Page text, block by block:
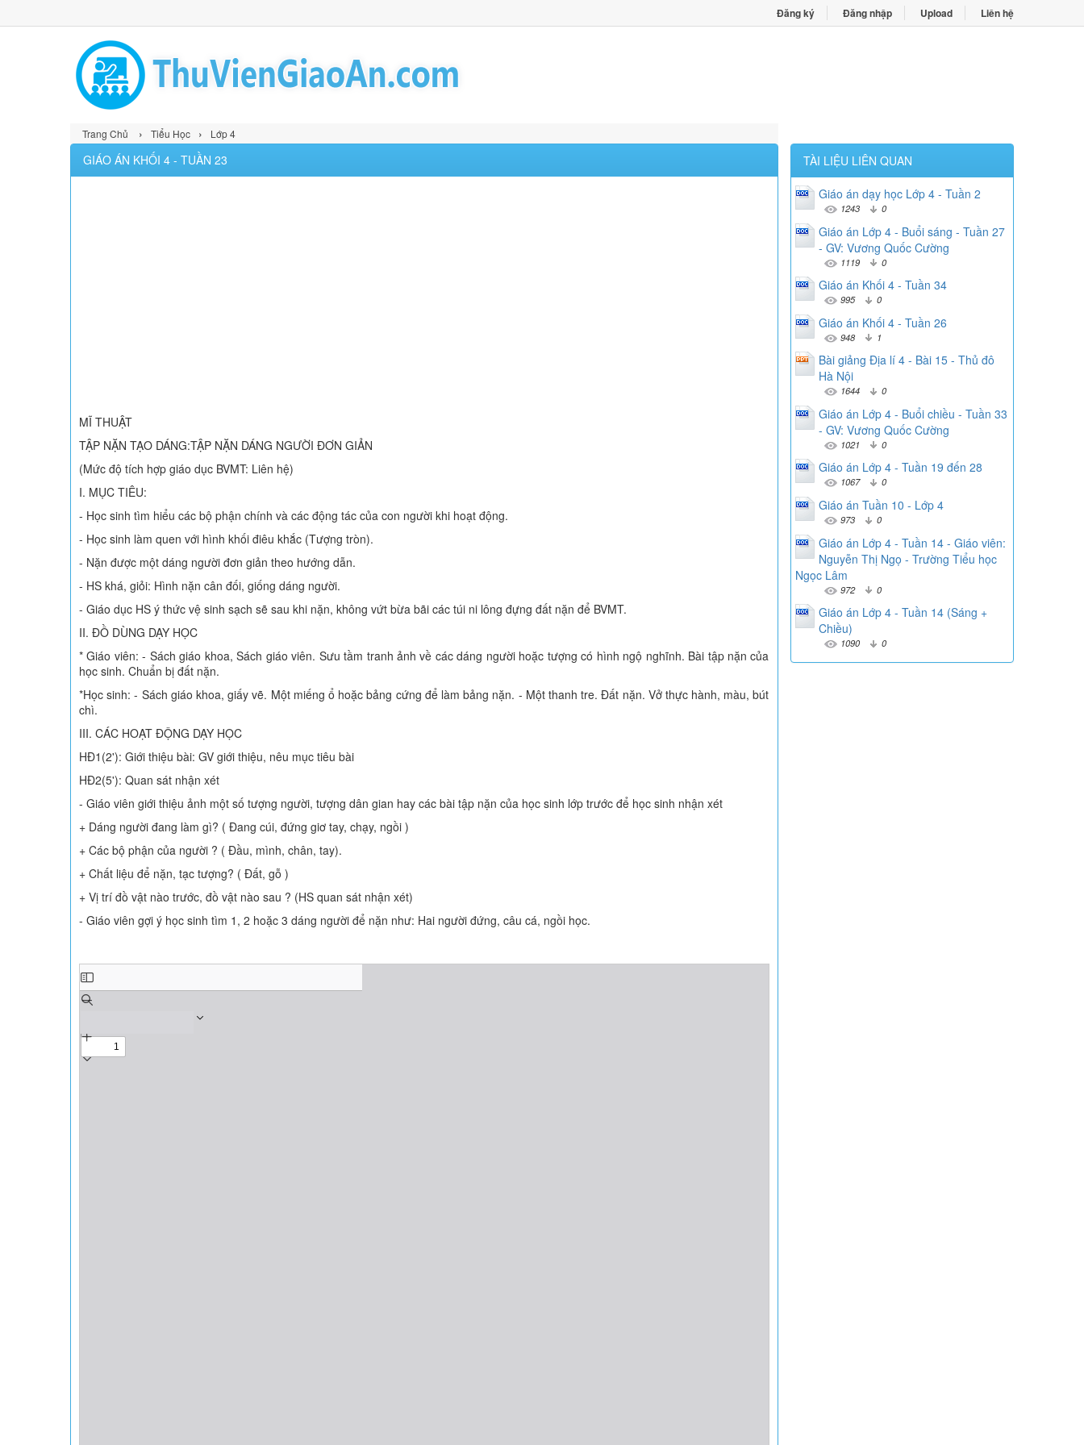
Đăng ký Đăng nhập Upload Liên hệ
Trang Chủ › Tiểu Học › Lớp 4
GIÁO ÁN KHỐI 4 - TUẦN 23
MĨ THUẬT
TẬP NẶN TẠO DÁNG:TẬP NẶN DÁNG NGƯỜI ĐƠN GIẢN
(Mức độ tích hợp giáo dục BVMT: Liên hệ)
I. MỤC TIÊU:
- Học sinh tìm hiểu các bộ phận chính và các động tác của con người khi hoạt động.
- Học sinh làm quen với hình khối điêu khắc (Tượng tròn).
- Nặn được một dáng người đơn giản theo hướng dẫn.
- HS khá, giỏi: Hình nặn cân đối, giống dáng người.
- Giáo dục HS ý thức vệ sinh sạch sẽ sau khi nặn, không vứt bừa bãi các túi ni lông đựng đất nặn để BVMT.
II. ĐỒ DÙNG DẠY HỌC
* Giáo viên: - Sách giáo khoa, Sách giáo viên. Sưu tầm tranh ảnh về các dáng người hoặc tượng có hình ngộ nghĩnh. Bài tập nặn của
học sinh. Chuẩn bị đất nặn.
*Học sinh: - Sách giáo khoa, giấy vẽ. Một miếng ổ hoặc bảng cứng để làm bảng nặn. - Một thanh tre. Đất nặn. Vở thực hành, màu, bút
chì.
III. CÁC HOẠT ĐỘNG DẠY HỌC
HĐ1(2'): Giới thiệu bài: GV giới thiệu, nêu mục tiêu bài
HĐ2(5'): Quan sát nhận xét
- Giáo viên giới thiệu ảnh một số tượng người, tượng dân gian hay các bài tập nặn của học sinh lớp trước để học sinh nhận xét
+ Dáng người đang làm gì? ( Đang cúi, đứng giơ tay, chạy, ngồi )
+ Các bộ phận của người ? ( Đầu, mình, chân, tay).
+ Chất liệu để nặn, tạc tượng? ( Đất, gỗ )
+ Vị trí đồ vật nào trước, đồ vật nào sau ? (HS quan sát nhận xét)
- Giáo viên gợi ý học sinh tìm 1, 2 hoặc 3 dáng người để nặn như: Hai người đứng, câu cá, ngồi học.
TÀI LIỆU LIÊN QUAN
Giáo án dạy học Lớp 4 - Tuần 2
1243 0
Giáo án Lớp 4 - Buổi sáng - Tuần 27
- GV: Vương Quốc Cường
1119 0
Giáo án Khối 4 - Tuần 34
995 0
Giáo án Khối 4 - Tuần 26
948 1
Bài giảng Địa lí 4 - Bài 15 - Thủ đô
Hà Nội
1644 0
Giáo án Lớp 4 - Buổi chiều - Tuần 33
- GV: Vương Quốc Cường
1021 0
Giáo án Lớp 4 - Tuần 19 đến 28
1067 0
Giáo án Tuần 10 - Lớp 4
973 0
Giáo án Lớp 4 - Tuần 14 - Giáo viên:
Nguyễn Thị Ngọ - Trường Tiểu học
Ngọc Lâm
972 0
Giáo án Lớp 4 - Tuần 14 (Sáng +
Chiều)
1090 0